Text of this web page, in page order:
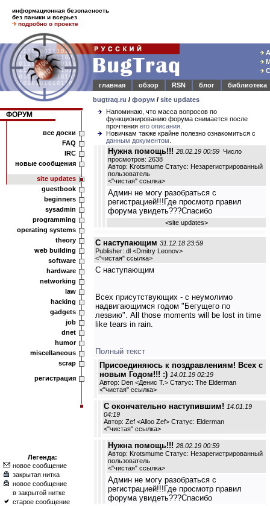
информационная безопасность
без паники и всерьез
подробно о проекте
главная
обзор RSN блог
библиотека
bugtraq.ru / форум / site updates
ФОРУМ
все доски
FAQ
IRC
новые сообщения
site updates
guestbook
beginners
sysadmin
programming
operating systems
theory
web building
software
hardware
networking
law
hacking
gadgets
job
dnet
humor
miscellaneous
scrap
регистрация
Легенда:
новое сообщение
закрытая нитка
новое сообщение
в закрытой нитке
старое сообщение
Напоминаю, что масса вопросов по
функционированию форума снимается после
прочтения его описания
Новичкам также крайне полезно ознакомиться с
данным документом
Нужна помощь!!! 28.02.19 00:59 Число
просмотров: 2638
Автор: Krotsmume Статус: Незарегистрированный
пользователь
<"чистая" ссылка>
Админ не могу разобраться с
регистрацией!!!Где просмотр правил
форума увидеть???Спасибо
<site updates>
С наступающим 31.12.18 23:59
Publisher: dl <Dmitry Leonov>
<"чистая" ссылка>
С наступающим
Всех присутствующих - с неумолимо
надвигающимся годом "Бегущего по
лезвию". All those moments will be lost in time
like tears in rain.
Полный текст
Присоединяюсь к поздравлениям! Всех с
новым Годом!!! :) 14.01.19 02:19
Автор: Den <Денис Т.> Статус: The Elderman
<"чистая" ссылка>
С окончательно наступившим! 14.01.19
04:19
Автор: Zef <Alloo Zef> Статус: Elderman
<"чистая" ссылка>
Нужна помощь!!! 28.02.19 00:59
Автор: Krotsmume Статус: Незарегистрированный
пользователь
<"чистая" ссылка>
Админ не могу разобраться с
регистрацией!!!Где просмотр правил
форума увидеть???Спасибо